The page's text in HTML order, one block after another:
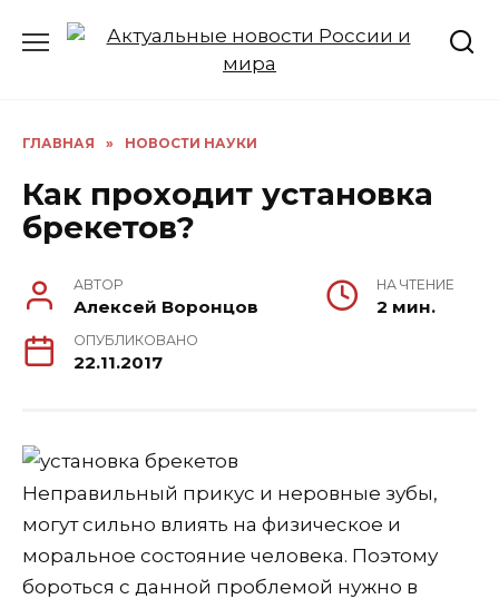
ГЛАВНАЯ » НОВОСТИ НАУКИ
Как проходит установка
брекетов?
АВТОР
Алексей Воронцов
НА ЧТЕНИЕ
2 мин.
ОПУБЛИКОВАНО
22.11.2017
Неправильный прикус и неровные зубы,
могут сильно влиять на физическое и
моральное состояние человека. Поэтому
бороться с данной проблемой нужно в